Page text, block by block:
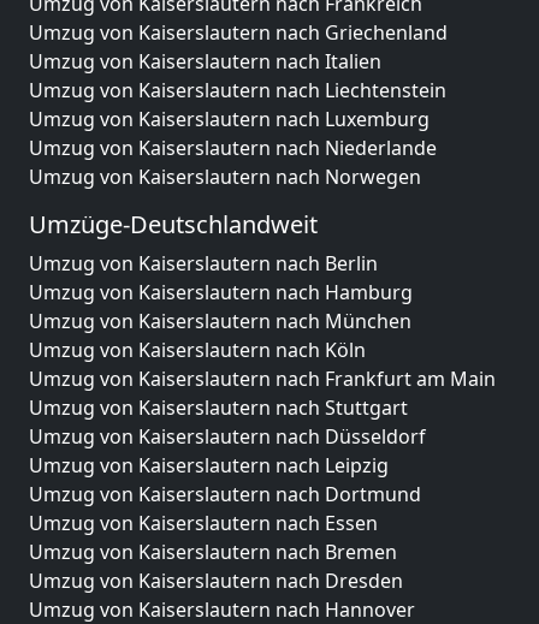
Umzug von Kaiserslautern nach Griechenland
Umzug von Kaiserslautern nach Italien
Umzug von Kaiserslautern nach Liechtenstein
Umzug von Kaiserslautern nach Luxemburg
Umzug von Kaiserslautern nach Niederlande
Umzug von Kaiserslautern nach Norwegen
Umzüge-Deutschlandweit
Umzug von Kaiserslautern nach Berlin
Umzug von Kaiserslautern nach Hamburg
Umzug von Kaiserslautern nach München
Umzug von Kaiserslautern nach Köln
Umzug von Kaiserslautern nach Frankfurt am Main
Umzug von Kaiserslautern nach Stuttgart
Umzug von Kaiserslautern nach Düsseldorf
Umzug von Kaiserslautern nach Leipzig
Umzug von Kaiserslautern nach Dortmund
Umzug von Kaiserslautern nach Essen
Umzug von Kaiserslautern nach Bremen
Umzug von Kaiserslautern nach Dresden
Umzug von Kaiserslautern nach Hannover